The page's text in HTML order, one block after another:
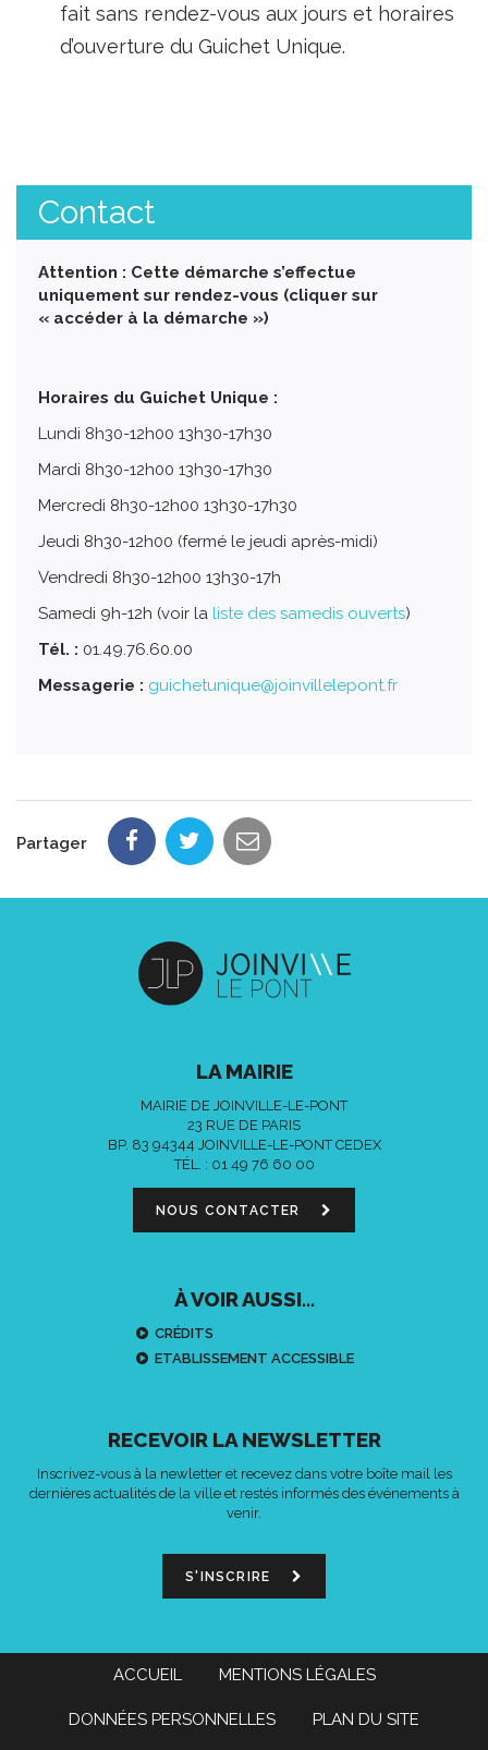
fait sans rendez-vous aux jours et horaires
d’ouverture du Guichet Unique.
Contact
Attention : Cette démarche s’effectue
uniquement sur rendez-vous (cliquer sur
« accéder à la démarche »)
Horaires du Guichet Unique :
Lundi 8h30-12h00 13h30-17h30
Mardi 8h30-12h00 13h30-17h30
Mercredi 8h30-12h00 13h30-17h30
Jeudi 8h30-12h00 (fermé le jeudi après-midi)
Vendredi 8h30-12h00 13h30-17h
Samedi 9h-12h (voir la liste des samedis ouverts)
Tél. : 01.49.76.60.00
Messagerie : guichetunique@joinvillelepont.fr
Partager
LA MAIRIE
MAIRIE DE JOINVILLE-LE-PONT
23 RUE DE PARIS
BP. 83 94344 JOINVILLE-LE-PONT CEDEX
TÉL. : 01 49 76 60 00
NOUS CONTACTER
À VOIR AUSSI...
CRÉDITS
ETABLISSEMENT ACCESSIBLE
RECEVOIR LA NEWSLETTER
Inscrivez-vous à la newletter et recevez dans votre boîte mail les
dernières actualités de la ville et restés informés des événements à
venir.
S'INSCRIRE
ACCUEIL MENTIONS LÉGALES
DONNÉES PERSONNELLES PLAN DU SITE